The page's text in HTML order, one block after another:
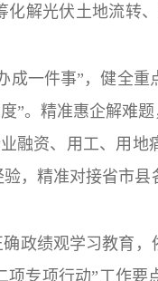
解光伏土地流转
一件事”，健全
”。精准惠企解难
融资、用工、用
，精准对接省市县
政绩观学习教育
专项行动”工作